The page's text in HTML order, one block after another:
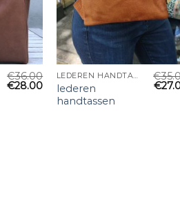
€36.00
€28.00
LEDEREN HANDTASSEN
lederen
handtassen
€
€